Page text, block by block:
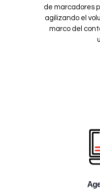
de marcadores
agilizando el
marco del